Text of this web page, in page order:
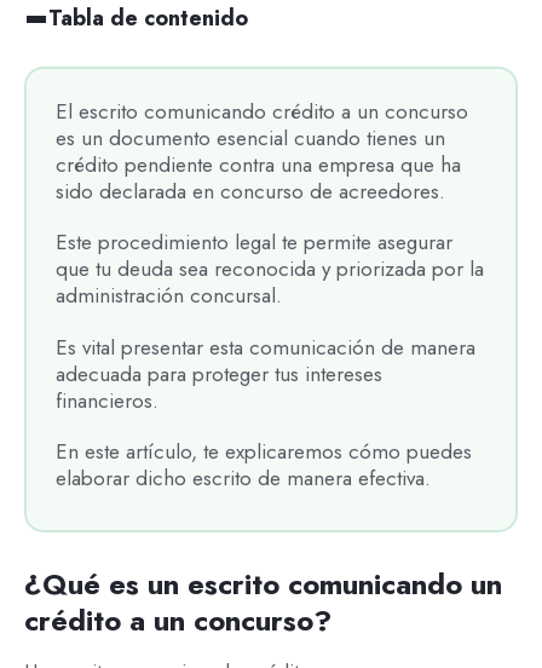
El escrito comunicando crédito a un concurso
es un documento esencial cuando tienes un
crédito pendiente contra una empresa que ha
sido declarada en concurso de acreedores.
Este procedimiento legal te permite asegurar
que tu deuda sea reconocida y priorizada por la
administración concursal.
Es vital presentar esta comunicación de manera
adecuada para proteger tus intereses
financieros.
En este artículo, te explicaremos cómo puedes
elaborar dicho escrito de manera efectiva.
Tabla de contenido
¿Qué es un escrito comunicando un
crédito a un concurso?